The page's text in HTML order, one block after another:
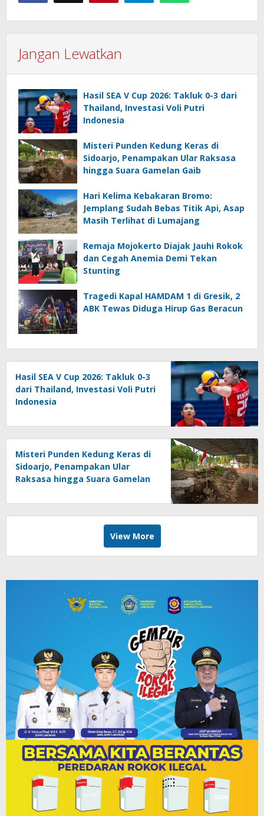
Jangan Lewatkan
Hasil SEA V Cup 2026: Takluk 0-3 dari
Thailand, Investasi Voli Putri
Indonesia
Misteri Punden Kedung Keras di
Sidoarjo, Penampakan Ular Raksasa
hingga Suara Gamelan Gaib
Hari Kelima Kebakaran Bromo:
Jemplang Sudah Bebas Titik Api, Asap
Masih Terlihat di Lumajang
Remaja Mojokerto Diajak Jauhi Rokok
dan Cegah Anemia Demi Tekan
Stunting
Tragedi Kapal HAMDAM 1 di Gresik, 2
ABK Tewas Diduga Hirup Gas Beracun
Hasil SEA V Cup 2026: Takluk 0-3
dari Thailand, Investasi Voli Putri
Indonesia
Misteri Punden Kedung Keras di
Sidoarjo, Penampakan Ular
Raksasa hingga Suara Gamelan
View More